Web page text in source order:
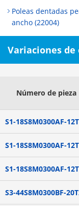
Poleas dentadas
ancho (22004)
Variaciones
Número de pieza
S1-18S8M0300AF-
S1-18S8M0300AF-
S1-18S8M0300AF-
S3-44S8M0300BF-